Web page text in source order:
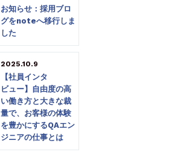
お知らせ：採用ブロ
グをnoteへ移行しま
した
2025.10.9
【社員インタ
ビュー】自由度の高
い働き方と大きな裁
量で、お客様の体験
を豊かにするQAエン
ジニアの仕事とは